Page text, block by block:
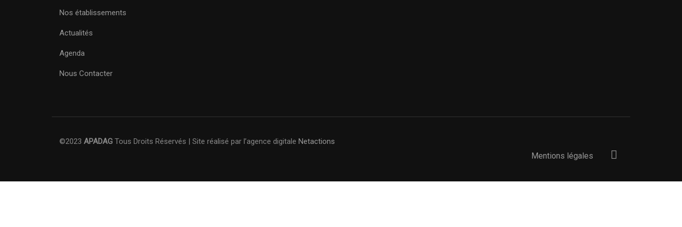
Nos établissements
Actualités
Agenda
Nous Contacter
©2023 APADAG Tous Droits Réservés | Site réalisé par l’agence digitale Netactions
Mentions légales